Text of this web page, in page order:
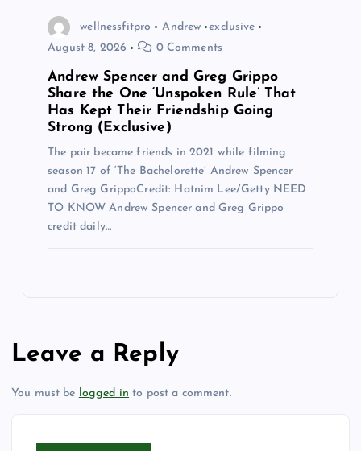
wellnessfitpro Andrew
exclusive
August 8, 2026
0 Comments
Andrew Spencer and Greg Grippo
Share the One ‘Unspoken Rule’ That
Has Kept Their Friendship Going
Strong (Exclusive)
The pair became friends in 2021 while filming
season 17 of ‘The Bachelorette’ Andrew Spencer
and Greg GrippoCredit: Hatnim Lee/Getty NEED
TO KNOW Andrew Spencer and Greg Grippo
credit daily…
Leave a Reply
You must be logged in to post a comment.